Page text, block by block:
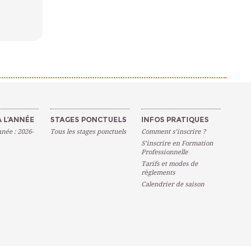
: 2026-
STAGES PONCTUELS
Tous les stages ponctuels
INFOS PRATIQUES
Comment s’inscrire ?
S’inscrire en Formation
Professionnelle
Tarifs et modes de
règlements
Calendrier de saison